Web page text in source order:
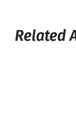
Related